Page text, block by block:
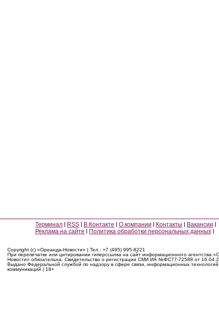
Терминал RSS В Контакте О компании Контакты
Вакансии
Реклама на сайте
Политика обработки персональных данных
Copyright (c) «Ореанда-Новости» | Тел.: +7 (495) 995-8221
При перепечатке или цитировании гиперссылка на сайт информационного агентства
Новости» обязательна. Свидетельство о регистрации СМИ ИА №ФС77-72588 от
Выдано Федеральной службой по надзору в сфере связи, информационных
коммуникаций | 18+